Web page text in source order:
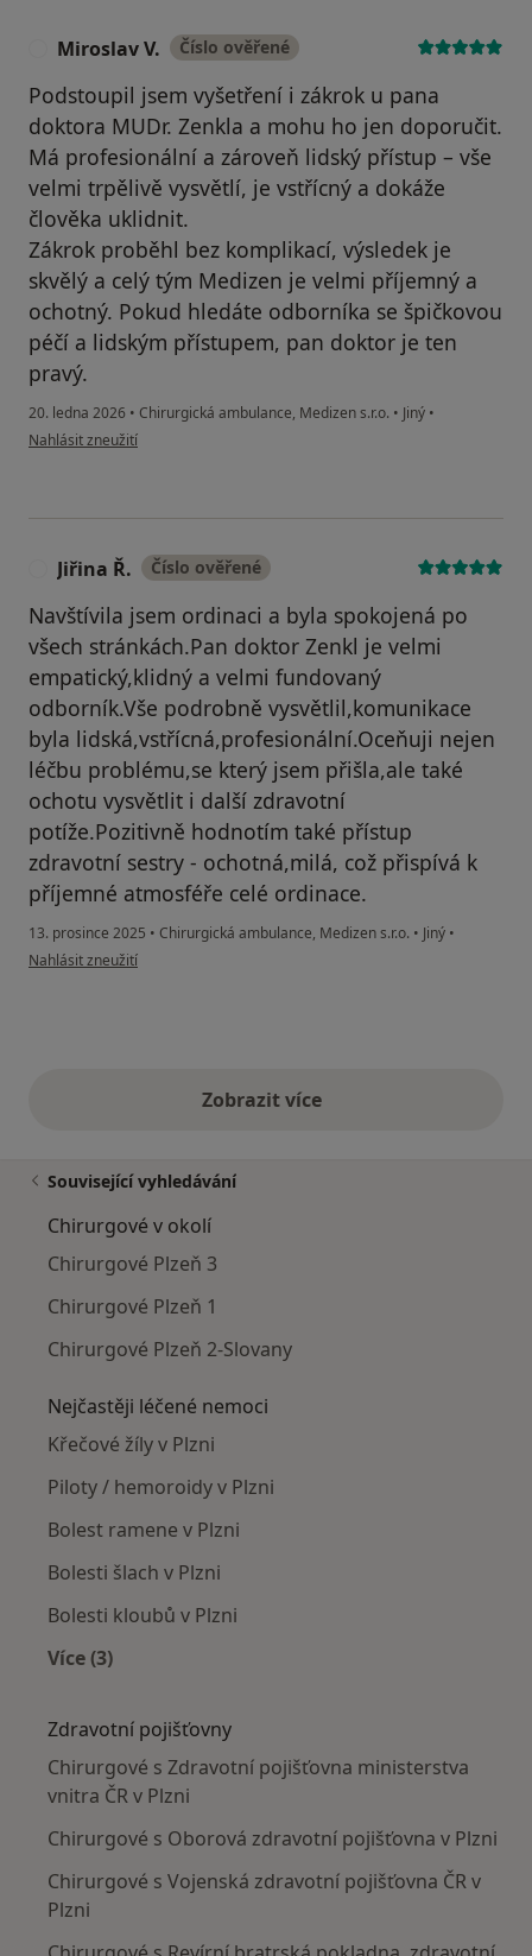
Miroslav V. Číslo ověřené
Podstoupil jsem vyšetření i zákrok u pana
doktora MUDr. Zenkla a mohu ho jen doporučit.
Má profesionální a zároveň lidský přístup – vše
velmi trpělivě vysvětlí, je vstřícný a dokáže
člověka uklidnit.
Zákrok proběhl bez komplikací, výsledek je
skvělý a celý tým Medizen je velmi příjemný a
ochotný. Pokud hledáte odborníka se špičkovou
péčí a lidským přístupem, pan doktor je ten
pravý.
20. ledna 2026 • Chirurgická ambulance, Medizen s.r.o. • Jiný •
podle názoru uživatele Miroslav V.
Nahlásit zneužití
Jiřina Ř. Číslo ověřené
Navštívila jsem ordinaci a byla spokojená po
všech stránkách.Pan doktor Zenkl je velmi
empatický,klidný a velmi fundovaný
odborník.Vše podrobně vysvětlil,komunikace
byla lidská,vstřícná,profesionální.Oceňuji nejen
léčbu problému,se který jsem přišla,ale také
ochotu vysvětlit i další zdravotní
potíže.Pozitivně hodnotím také přístup
zdravotní sestry - ochotná,milá, což přispívá k
příjemné atmosféře celé ordinace.
13. prosince 2025 • Chirurgická ambulance, Medizen s.r.o. • Jiný •
podle názoru uživatele Jiřina Ř.
Nahlásit zneužití
Zobrazit vícevýše uvedené názory
Související vyhledávání
Chirurgové v okolí
Chirurgové Plzeň 3
Chirurgové Plzeň 1
Chirurgové Plzeň 2-Slovany
Nejčastěji léčené nemoci
Křečové žíly v Plzni
Piloty / hemoroidy v Plzni
Bolest ramene v Plzni
Bolesti šlach v Plzni
Bolesti kloubů v Plzni
Více (3)
Zdravotní pojišťovny
Chirurgové s Zdravotní pojišťovna ministerstva
vnitra ČR v Plzni
Chirurgové s Oborová zdravotní pojišťovna v Plzni
Chirurgové s Vojenská zdravotní pojišťovna ČR v
Plzni